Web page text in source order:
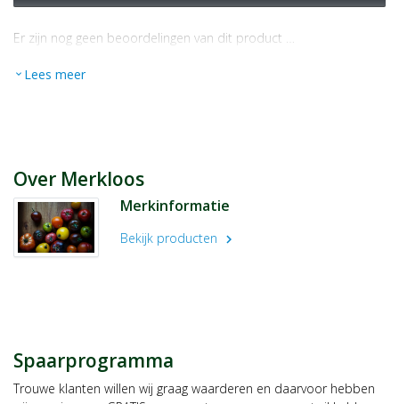
Er zijn nog geen beoordelingen van dit product …
expand_more Lees meer
Over Merkloos
Merkinformatie
Bekijk producten chevron_right
Spaarprogramma
Trouwe klanten willen wij graag waarderen en daarvoor hebben